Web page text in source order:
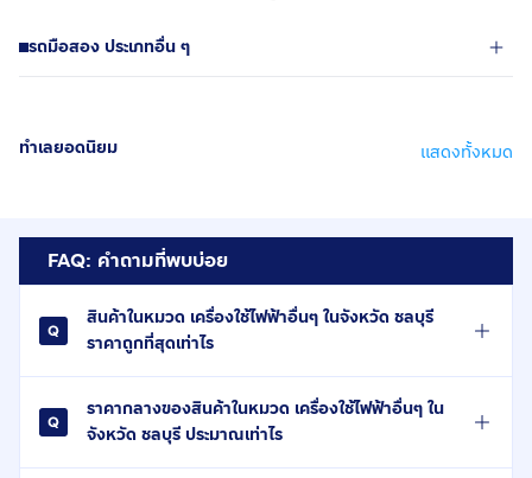
รถมือสอง ประเภทอื่น ๆ
ทำเลยอดนิยม แสดงทั้งหมด
FAQ: คำถามที่พบบ่อย
สินค้าในหมวด เครื่องใช้ไฟฟ้าอื่นๆ ในจังหวัด ชลบุรี
ราคาถูกที่สุดเท่าไร
ราคากลางของสินค้าในหมวด เครื่องใช้ไฟฟ้าอื่นๆ ใน
จังหวัด ชลบุรี ประมาณเท่าไร